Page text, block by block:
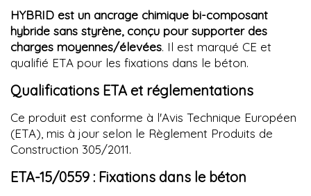
HYBRID est un ancrage chimique bi-composant
hybride sans styrène, conçu pour supporter des
charges moyennes/élevées. Il est marqué CE et
qualifié ETA pour les fixations dans le béton.
Qualifications ETA et réglementations
Ce produit est conforme à l'Avis Technique Européen
(ETA), mis à jour selon le Règlement Produits de
Construction 305/2011.
ETA-15/0559 : Fixations dans le béton